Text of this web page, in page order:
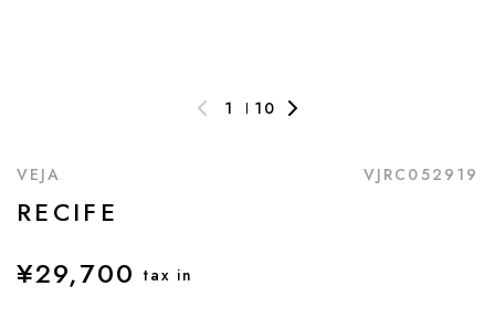
1 10
VEJA VJRC052919
RECIFE
¥29,700 tax in